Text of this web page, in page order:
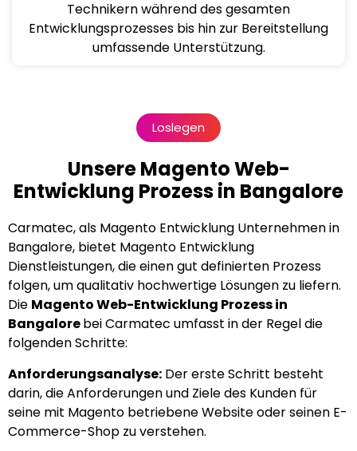
Technikern während des gesamten
Entwicklungsprozesses bis hin zur Bereitstellung
umfassende Unterstützung.
Loslegen
Unsere Magento Web-
Entwicklung Prozess in Bangalore
Carmatec, als Magento Entwicklung Unternehmen in
Bangalore, bietet Magento Entwicklung
Dienstleistungen, die einen gut definierten Prozess
folgen, um qualitativ hochwertige Lösungen zu liefern.
Die Magento Web-Entwicklung Prozess in
Bangalorebei Carmatec umfasst in der Regel die
folgenden Schritte:
Anforderungsanalyse: Der erste Schritt besteht
darin, die Anforderungen und Ziele des Kunden für
seine mit Magento betriebene Website oder seinen E-
Commerce-Shop zu verstehen.